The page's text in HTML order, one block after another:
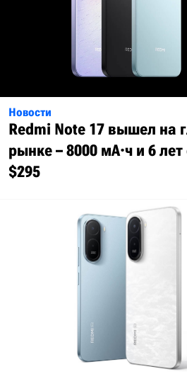
Новости
Redmi Note 17 вышел на
рынке – 8000 мА·ч и 6
$295